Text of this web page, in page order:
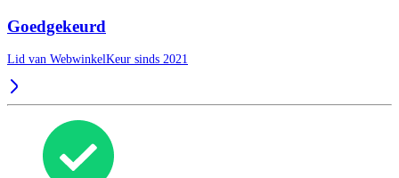
Goedgekeurd
Lid van WebwinkelKeur sinds 2021